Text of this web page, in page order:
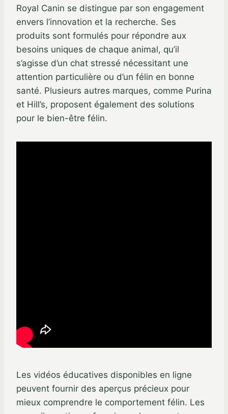
Royal Canin se distingue par son engagement
envers l’innovation et la recherche. Ses
produits sont formulés pour répondre aux
besoins uniques de chaque animal, qu’il
s’agisse d’un chat stressé nécessitant une
attention particulière ou d’un félin en bonne
santé. Plusieurs autres marques, comme Purina
et Hill’s, proposent également des solutions
pour le bien-être félin.
Les vidéos éducatives disponibles en ligne
peuvent fournir des aperçus précieux pour
mieux comprendre le comportement félin. Les